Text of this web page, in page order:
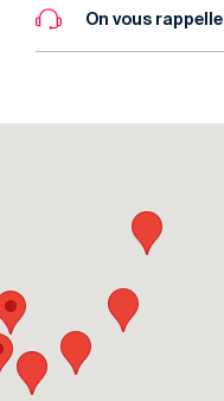
On vous rappelle